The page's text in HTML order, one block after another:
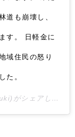
道も崩壊し、
す。 日軽金に
域住民の怒り
た。
ェアした投稿 –